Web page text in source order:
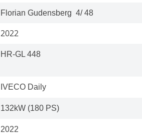
Florian Gudensberg 4/ 48
2022
HR-GL 448
IVECO Daily
132kW (180 PS)
2022